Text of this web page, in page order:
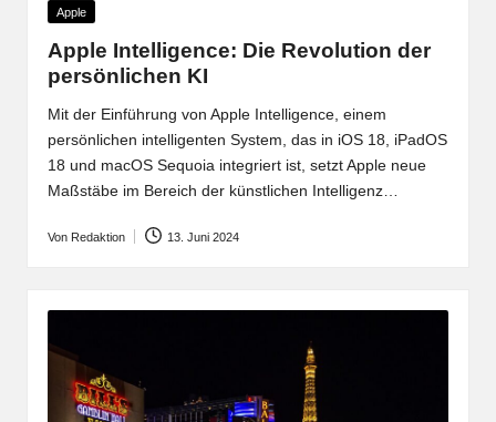
Posted
Apple
Apple Intelligence: Die Revolution der
persönlichen KI
Mit der Einführung von Apple Intelligence, einem
persönlichen intelligenten System, das in iOS 18, iPadOS
18 und macOS Sequoia integriert ist, setzt Apple neue
Maßstäbe im Bereich der künstlichen Intelligenz…
Von Redaktion 13. Juni 2024